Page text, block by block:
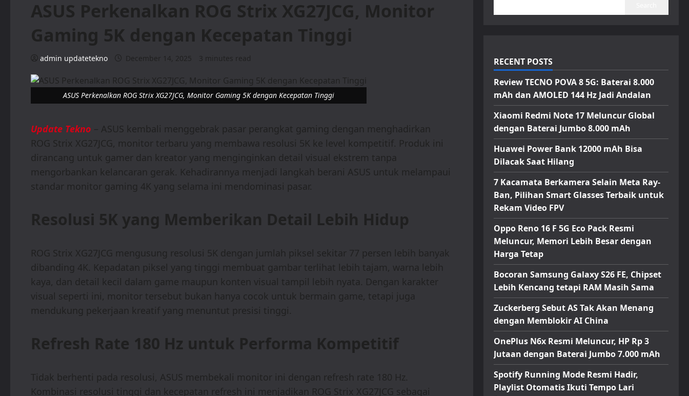
ASUS Perkenalkan ROG Strix XG27JCG, Monitor
Gaming 5K dengan Kecepatan Tinggi
admin updatetekno December 14, 2025 3 minutes read
ASUS Perkenalkan ROG Strix XG27JCG, Monitor Gaming 5K dengan Kecepatan Tinggi
Update Tekno – ASUS kembali menggebrak pasar perangkat gaming dengan menghadirkan
ROG Strix XG27JCG, monitor terbaru yang membawa resolusi 5K ke level kompetitif. Produk ini
dirancang untuk gamer dan kreator yang menginginkan detail visual ekstrem tanpa
mengorbankan kelancaran gerak. Kehadirannya menjadi langkah berani ASUS untuk melampaui
standar monitor gaming 4K yang selama ini mendominasi pasar.
Resolusi 5K yang Memberikan Detail Lebih Hidup
ROG Strix XG27JCG mengusung resolusi 5K dengan jumlah piksel sekitar 77 persen lebih banyak
dibanding 4K. Kepadatan piksel yang tinggi membuat gambar terlihat lebih tajam, warna lebih
kaya, dan detail kecil dalam game maupun konten visual tampil lebih nyata. Dengan karakter
visual seperti ini, monitor tersebut bukan hanya cocok untuk bermain game, tetapi juga
mendukung pekerjaan kreatif yang menuntut presisi tinggi.
Refresh Rate 180 Hz untuk Performa Kompetitif
Tidak berhenti pada resolusi, ASUS membekali monitor ini dengan refresh rate 180 Hz.
Kombinasi resolusi tinggi dan kecepatan refresh ini menjadikan ROG Strix XG27JCG sebagai
RECENT POSTS
Review TECNO POVA 8 5G: Baterai 8.000
mAh dan AMOLED 144 Hz Jadi Andalan
Xiaomi Redmi Note 17 Meluncur Global
dengan Baterai Jumbo 8.000 mAh
Huawei Power Bank 12000 mAh Bisa
Dilacak Saat Hilang
7 Kacamata Berkamera Selain Meta Ray-
Ban, Pilihan Smart Glasses Terbaik untuk
Rekam Video FPV
Oppo Reno 16 F 5G Eco Pack Resmi
Meluncur, Memori Lebih Besar dengan
Harga Tetap
Bocoran Samsung Galaxy S26 FE, Chipset
Lebih Kencang tetapi RAM Masih Sama
Zuckerberg Sebut AS Tak Akan Menang
dengan Memblokir AI China
OnePlus N6x Resmi Meluncur, HP Rp 3
Jutaan dengan Baterai Jumbo 7.000 mAh
Spotify Running Mode Resmi Hadir,
Playlist Otomatis Ikuti Tempo Lari